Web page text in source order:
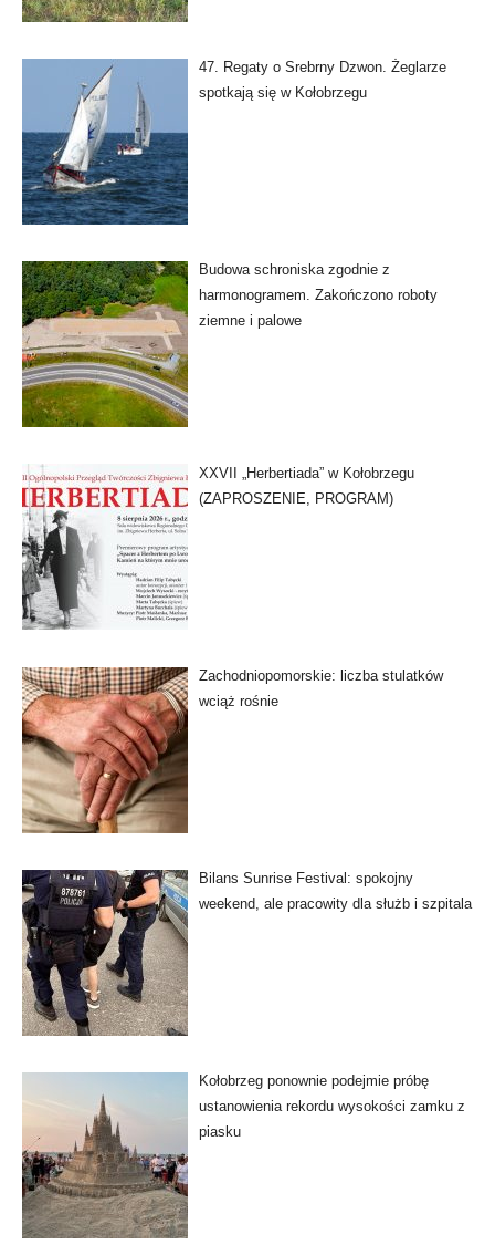
47. Regaty o Srebrny Dzwon. Żeglarze
spotkają się w Kołobrzegu
Budowa schroniska zgodnie z
harmonogramem. Zakończono roboty
ziemne i palowe
XXVII „Herbertiada” w Kołobrzegu
(ZAPROSZENIE, PROGRAM)
Zachodniopomorskie: liczba stulatków
wciąż rośnie
Bilans Sunrise Festival: spokojny
weekend, ale pracowity dla służb i szpitala
Kołobrzeg ponownie podejmie próbę
ustanowienia rekordu wysokości zamku z
piasku